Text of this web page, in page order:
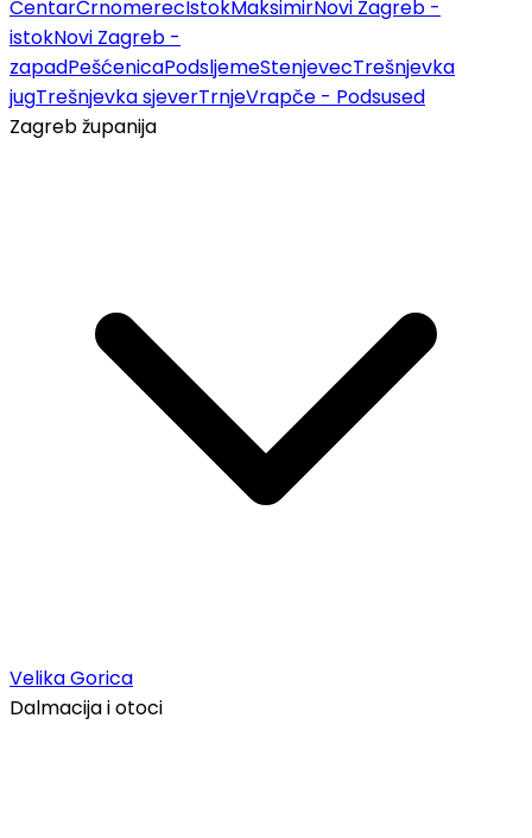
CentarČrnomerecIstokMaksimirNovi Zagreb -
istokNovi Zagreb -
zapadPešćenicaPodsljemeStenjevecTrešnjevka
jugTrešnjevka sjeverTrnjeVrapče - Podsused
Zagreb županija
Velika Gorica
Dalmacija i otoci